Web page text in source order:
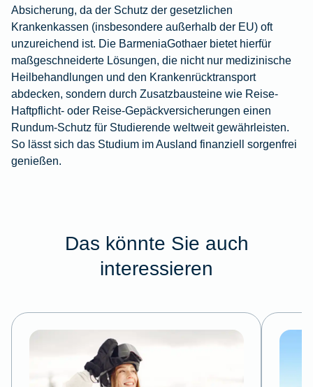
Absicherung, da der Schutz der gesetzlichen
Krankenkassen (insbesondere außerhalb der EU) oft
unzureichend ist. Die BarmeniaGothaer bietet hierfür
maßgeschneiderte Lösungen, die nicht nur medizinische
Heilbehandlungen und den Krankenrücktransport
abdecken, sondern durch Zusatzbausteine wie Reise-
Haftpflicht- oder Reise-Gepäckversicherungen einen
Rundum-Schutz für Studierende weltweit gewährleisten.
So lässt sich das Studium im Ausland finanziell sorgenfrei
genießen.
Das könnte Sie auch
interessieren